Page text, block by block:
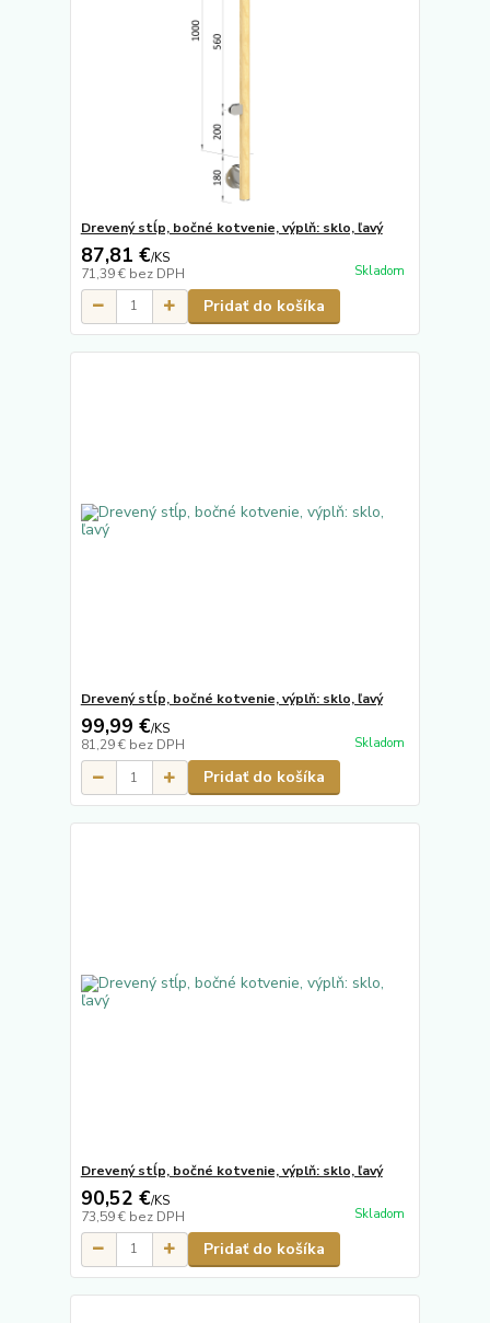
Drevený stĺp, bočné kotvenie, výplň: sklo, ľavý
87,81 €/KS
71,39 € bez DPH Skladom
Pridať do košíka
Drevený stĺp, bočné kotvenie, výplň: sklo, ľavý
99,99 €/KS
81,29 € bez DPH Skladom
Pridať do košíka
Drevený stĺp, bočné kotvenie, výplň: sklo, ľavý
90,52 €/KS
73,59 € bez DPH Skladom
Pridať do košíka